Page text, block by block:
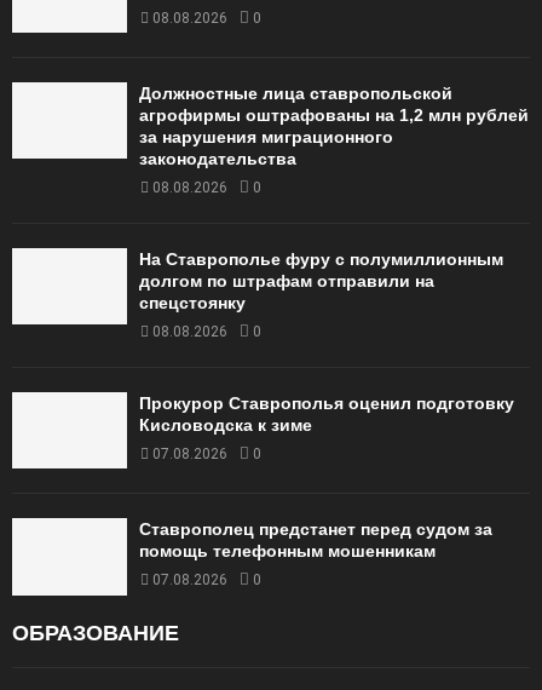
08.08.2026 0
Должностные лица ставропольской
агрофирмы оштрафованы на 1,2 млн рублей
за нарушения миграционного
законодательства
08.08.2026 0
На Ставрополье фуру с полумиллионным
долгом по штрафам отправили на
спецстоянку
08.08.2026 0
Прокурор Ставрополья оценил подготовку
Кисловодска к зиме
07.08.2026 0
Ставрополец предстанет перед судом за
помощь телефонным мошенникам
07.08.2026 0
ОБРАЗОВАНИЕ